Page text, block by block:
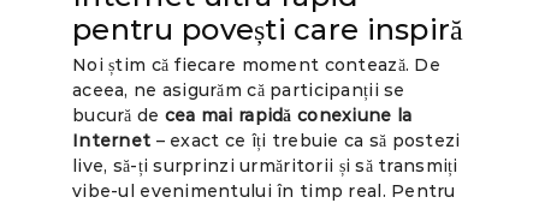
pentru povești care inspiră
Noi știm că fiecare moment contează. De
aceea, ne asigurăm că participanții se
bucură de cea mai rapidă conexiune la
Internet – exact ce îți trebuie ca să postezi
live, să-ți surprinzi urmăritorii și să transmiți
vibe-ul evenimentului în timp real. Pentru